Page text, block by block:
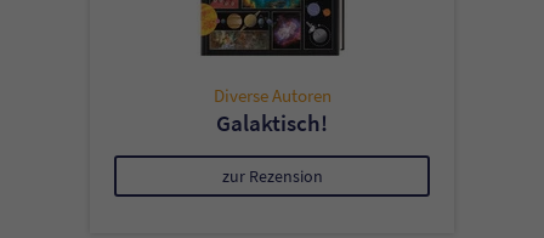
Diverse Autoren
Galaktisch!
zur Rezension